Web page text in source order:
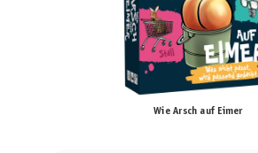
Wie Arsch auf Eimer